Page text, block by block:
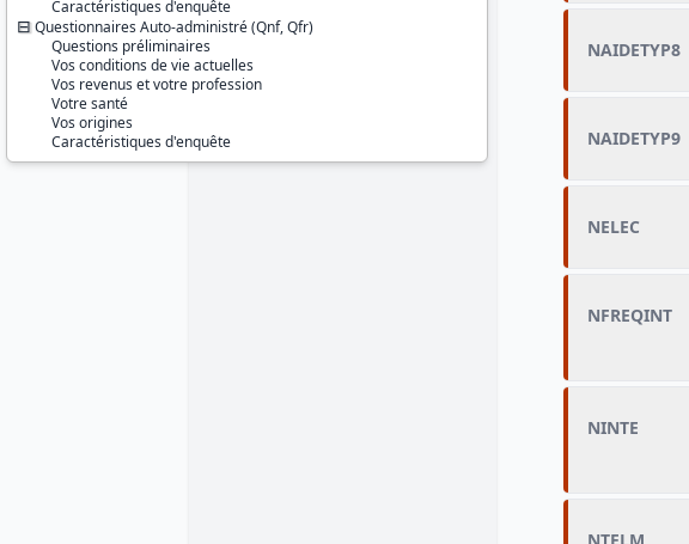
Caractéristiques d'enquête
Questionnaires Auto-administré (Qnf, Qfr)
Questions préliminaires
Vos conditions de vie actuelles
Vos revenus et votre profession
Votre santé
Vos origines
Caractéristiques d'enquête
NAIDETYP8
NAIDETYP9
NELEC
NFREQINT
NINTE